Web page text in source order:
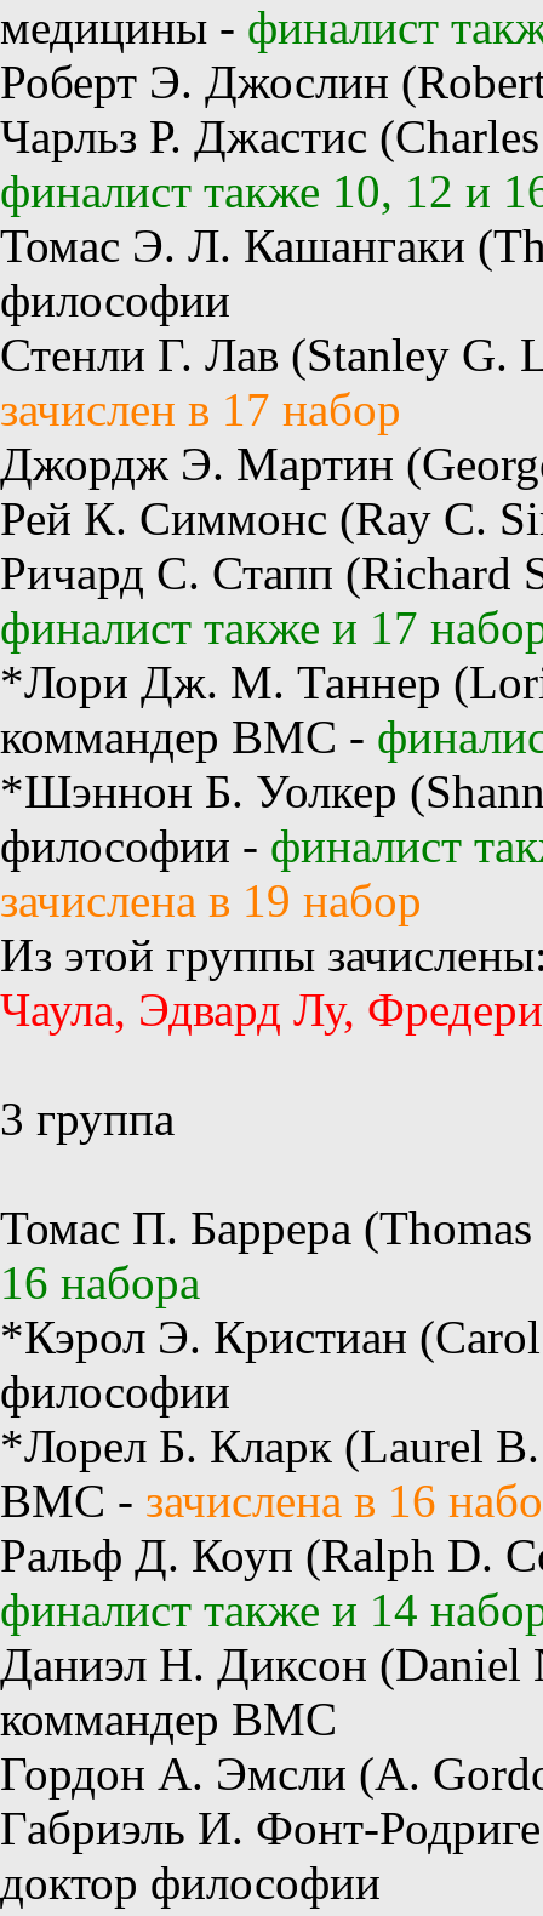
медицины - финалист
Роберт Э. Джослин
Чарльз Р. Джастис
финалист также 10, 12 и
Томас Э. Л. Кашангаки
философии
Стенли Г. Лав (Stanley G.
зачислен в 17 набор
Джордж Э. Мартин
Рей К. Симмонс (Ray C.
Ричард С. Стапп (Richard
финалист также и 17
*Лори Дж. М. Таннер (Lori
коммандер ВМС -
*Шэннон Б. Уолкер
философии - финалист
зачислена в 19 набор
Из этой группы
Чаула, Эдвард Лу,
3 группа
Томас П. Баррера
16 набора
*Кэрол Э. Кристиан
философии
*Лорел Б. Кларк (Laurel
ВМС - зачислена в 16
Ральф Д. Коуп (Ralph D.
финалист также и 14
Даниэл Н. Диксон (Daniel
коммандер ВМС
Гордон А. Эмсли (A.
Габриэль И. Фонт-
доктор философии